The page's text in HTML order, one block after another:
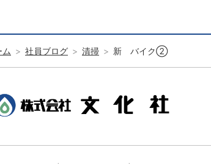
ム 社員ブログ 清掃 新 バイク②